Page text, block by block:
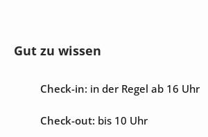
Unterhaltung
Internet Sat-TV
Gut zu wissen
Check-in: in der Regel ab 16 Uhr
Check-out: bis 10 Uhr